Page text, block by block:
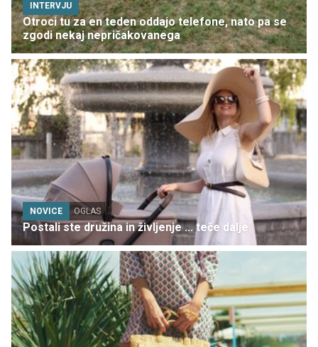
INTERVJU
Otroci tu za en teden oddajo telefone, nato pa se
zgodi nekaj nepričakovanega
NOVICE OGLAS
Postali ste družina in življenje ... teče dalje